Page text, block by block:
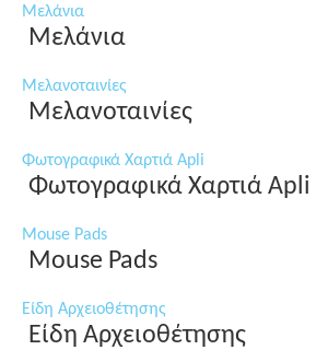
Μελάνια
Μελάνια
Μελανοταινίες
Μελανοταινίες
Φωτογραφικά Χαρτιά Apli
Φωτογραφικά Χαρτιά Apli
Mouse Pads
Mouse Pads
Είδη Αρχειοθέτησης
Είδη Αρχειοθέτησης